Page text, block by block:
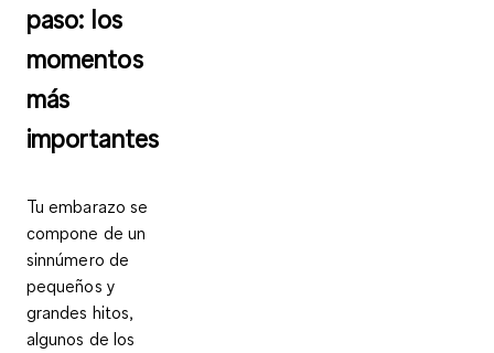
paso: los
momentos
más
importantes
Tu embarazo se
compone de un
sinnúmero de
pequeños y
grandes hitos,
algunos de los